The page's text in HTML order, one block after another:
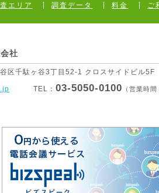
エリア 調査データ 料金 ご
社
区千駄ヶ谷3丁目52-1 クロスサイドビル5F
TEL：03-5050-0100 （営業時